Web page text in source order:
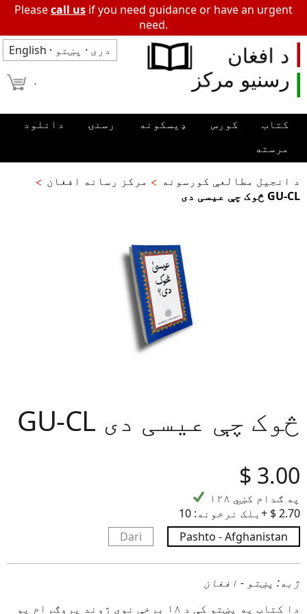
Pleasecall us if you need guidance or have an urgent
need.
English · دری · پښتو
۰
کتاب کورس ډیسکونه رسنۍ
دانلود
مرسته
مرکز رسانه افغان
د انجیل مطالعې کورسونه
GU-CL څوک چې عیسی دی
GU-CL څوک چې عیسی دی
‎$ 3.00
۱۲۸ په ګدام کښي
بلک نرخونه:10+ ‎$ 2.70
Dari
Pashto - Afghanistan
ژبه: پښتو - افغان
دا کتاب په پښتو کې د ۱۸ برخې نوی ژوند پروګرام یو